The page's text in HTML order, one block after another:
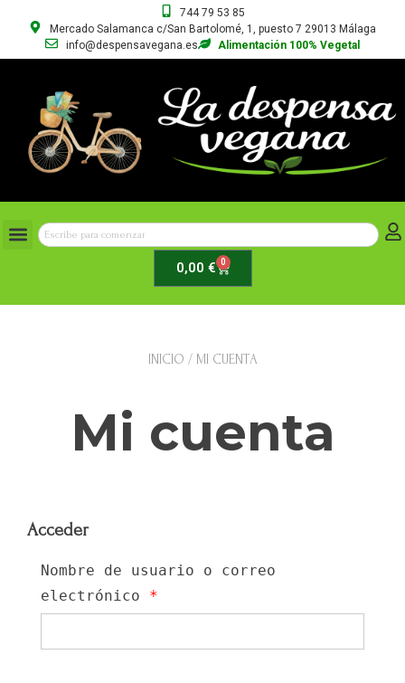
744 79 53 85
Mercado Salamanca c/San Bartolomé, 1, puesto 7 29013 Málaga
info@despensavegana.es
Alimentación 100% Vegetal
0,00 € 0
INICIO / MI CUENTA
Mi cuenta
Acceder
Nombre de usuario o correo
electrónico *